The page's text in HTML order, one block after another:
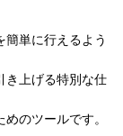
単に行えるよう
き上げる特別な仕
のツールです。